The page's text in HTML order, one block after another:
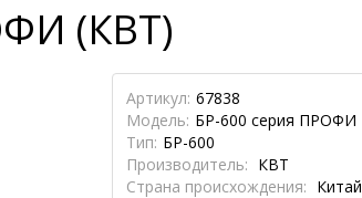
(КВТ)
Артикул: 67838
Модель: БР-600 серия ПРОФИ
Тип: БР-600
Производитель: КВТ
Страна происхождения: Китай